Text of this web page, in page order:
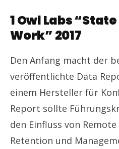
1 Owl Labs
Work” 2017
Den Anfang macht der
veröffentlichte Data
einem Hersteller für
Report sollte
den Einfluss von Remote
Retention und